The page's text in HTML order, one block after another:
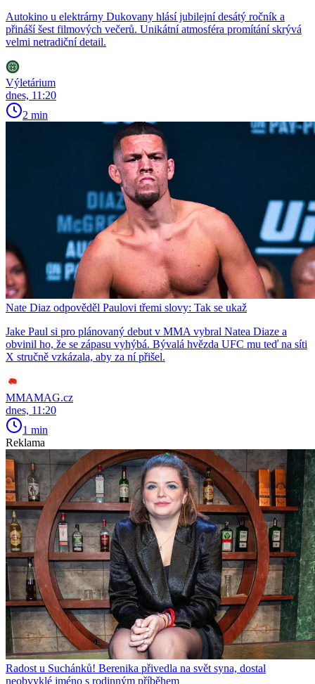
Autokino u elektrárny Dukovany hlásí jubilejní desátý ročník a
přináší šest filmových večerů. Unikátní atmosféra promítání skrývá
velmi netradiční detail.
Výletárium
dnes, 11:20
2 min
Nate Diaz odpověděl Paulovi třemi slovy: Tak se ukaž
Jake Paul si pro plánovaný debut v MMA vybral Natea Diaze a
obvinil ho, že se zápasu vyhýbá. Bývalá hvězda UFC mu teď na síti
X stručně vzkázala, aby za ní přišel.
MMAMAG.cz
dnes, 11:20
1 min
Reklama
Radost u Suchánků! Berenika přivedla na svět syna, dostal
neobvyklé jméno s rodinným příběhem